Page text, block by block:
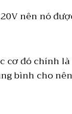
nên nó
cơ đó chính
bình cho